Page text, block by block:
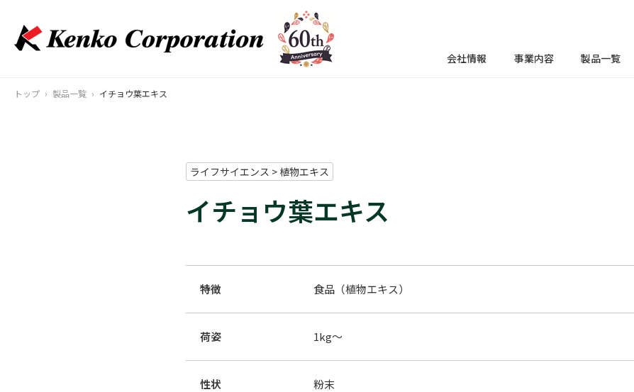
会社情報 事業内容 製品一覧
トップ 製品一覧 イチョウ葉エキス
ライフサイエンス > 植物エキス
イチョウ葉エキス
特徴 食品（植物エキス）
荷姿 1kg～
性状 粉末